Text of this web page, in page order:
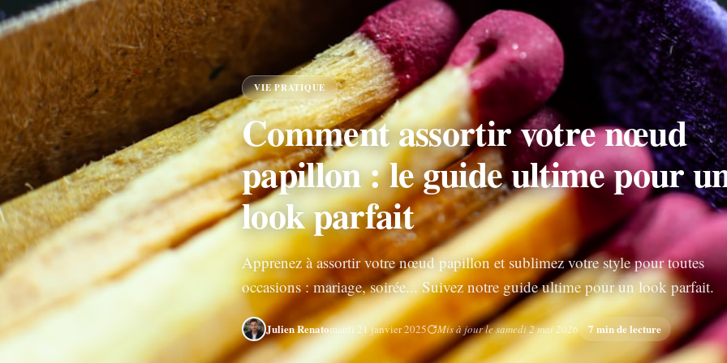
VIE PRATIQUE
Comment assortir votre nœud
papillon : le guide ultime pour
look parfait
Apprenez à assortir votre nœud papillon et sublimez votre style pour toutes
occasions : mariage, soirée... Suivez notre guide ultime pour un look parfait.
Julien Renatomardi 21 janvier 2025 Mis à jour le samedi 2 mai 2026 7 min de lecture